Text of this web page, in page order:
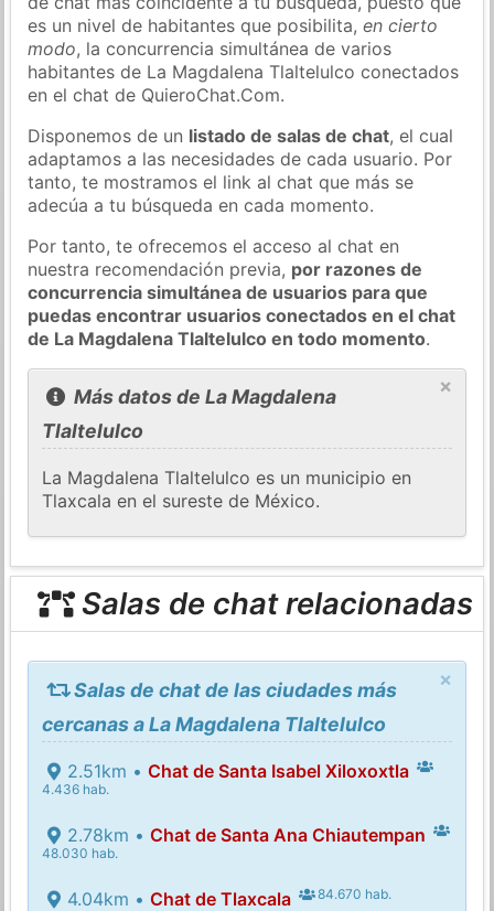
es un nivel de habitantes que posibilita,en cierto
modo, la concurrencia simultánea de varios
habitantes de La Magdalena Tlaltelulco conectados
en el chat de QuieroChat.Com.
Disponemos de un listado de salas de chat, el cual
adaptamos a las necesidades de cada usuario. Por
tanto, te mostramos el link al chat que más se
adecúa a tu búsqueda en cada momento.
Por tanto, te ofrecemos el acceso al chat en
nuestra recomendación previa, por razones de
concurrencia simultánea de usuarios para que
puedas encontrar usuarios conectados en el chat
de La Magdalena Tlaltelulco en todo momento.
×
Más datos de La Magdalena
Tlaltelulco
La Magdalena Tlaltelulco es un municipio en
Tlaxcala en el sureste de México.
Salas de chat relacionadas
×
Salas de chat de las ciudades más
cercanas a La Magdalena Tlaltelulco
2.51km • Chat de Santa Isabel Xiloxoxtla
4.436 hab.
2.78km • Chat de Santa Ana Chiautempan
48.030 hab.
4.04km • Chat de Tlaxcala 84.670 hab.